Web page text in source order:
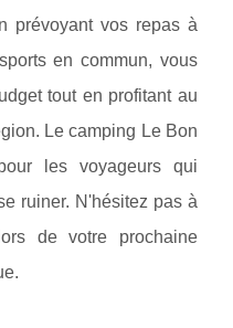
prévoyant vos repas à
en commun, vous
tout en profitant au
Le camping Le Bon
les voyageurs qui
ruiner. N'hésitez pas à
de votre prochaine